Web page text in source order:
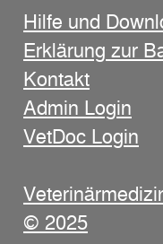
Hilfe und
Erklärung zur
Kontakt
Admin Login
VetDoc Login
© 2025